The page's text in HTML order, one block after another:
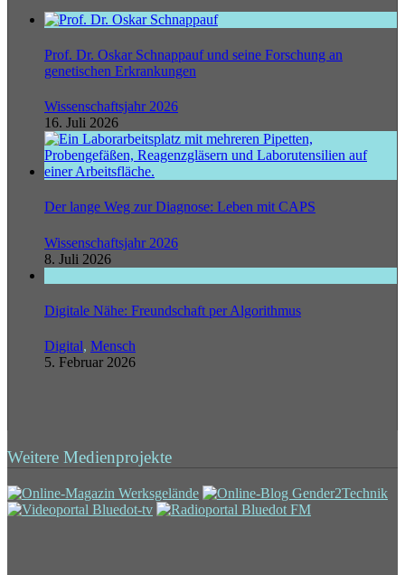
Prof. Dr. Oskar Schnappauf und seine Forschung an
genetischen Erkrankungen
Wissenschaftsjahr 2026
16. Juli 2026
Der lange Weg zur Diagnose: Leben mit CAPS
Wissenschaftsjahr 2026
8. Juli 2026
Digitale Nähe: Freundschaft per Algorithmus
Digital, Mensch
5. Februar 2026
Weitere Medienprojekte